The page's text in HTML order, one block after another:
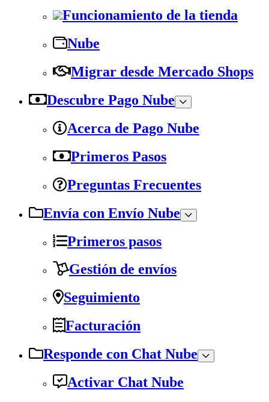
Funcionamiento de la tienda
Nube
Migrar desde Mercado Shops
Descubre Pago Nube
Acerca de Pago Nube
Primeros Pasos
Preguntas Frecuentes
Envía con Envío Nube
Primeros pasos
Gestión de envíos
Seguimiento
Facturación
Responde con Chat Nube
Activar Chat Nube